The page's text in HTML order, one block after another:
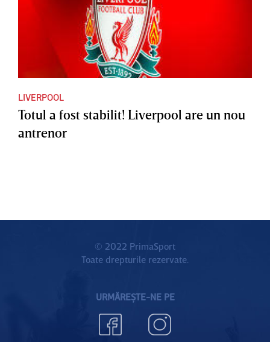
LIVERPOOL
Totul a fost stabilit! Liverpool are un nou
antrenor
© 2022 PrimaSport
Toate drepturile rezervate.
URMĂREȘTE-NE PE